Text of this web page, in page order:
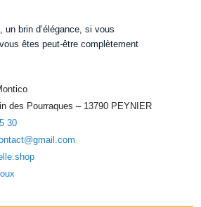
un brin d’élégance, si vous
êtes peut-être complètement
des Pourraques – 13790 PEYNIER
30